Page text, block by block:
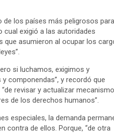
de los países más peligrosos para
cual exigió a las autoridades
que asumieron al ocupar los
si luchamos, exigimos y
componendas”, y recordó que
revisar y actualizar
de los derechos humanos”.
especiales, la demanda
contra de ellos. Porque, “de otra